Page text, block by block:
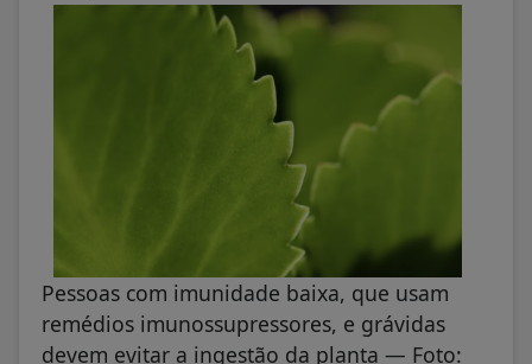
Pessoas com imunidade baixa, que usam
remédios imunossupressores, e grávidas
devem evitar a ingestão da planta — Foto: